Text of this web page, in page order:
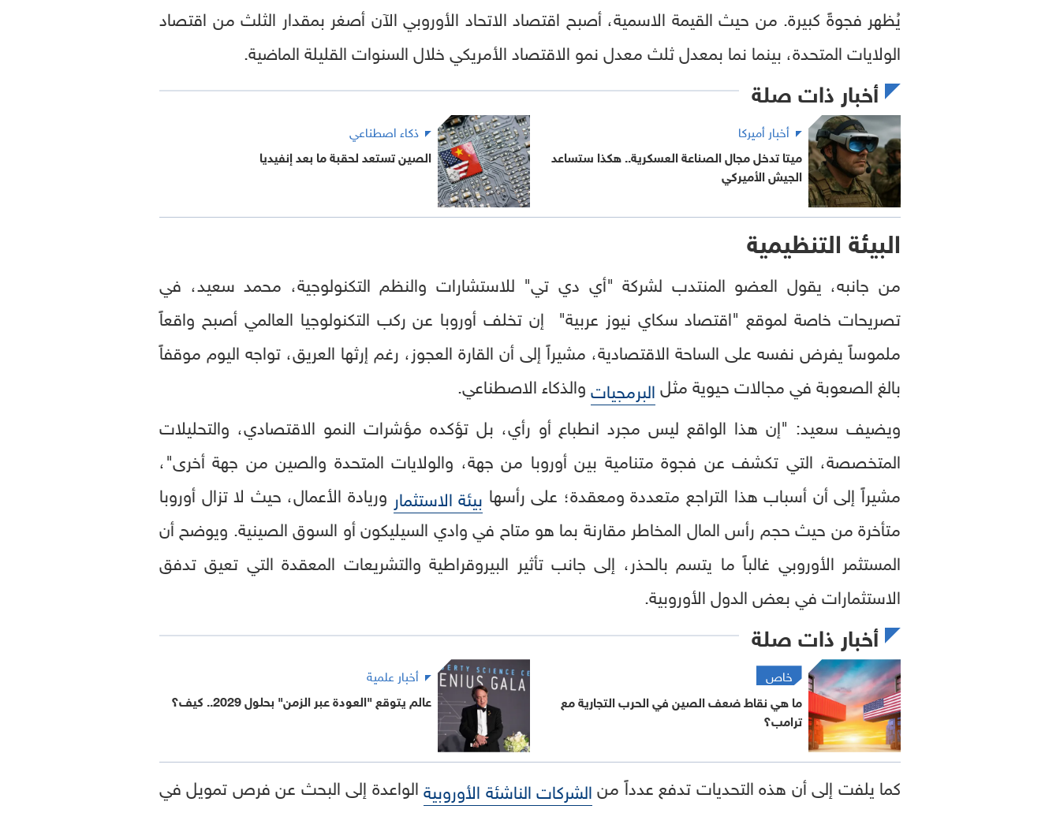
يُظهر فجوةً كبيرة. من حيث القيمة الاسمية، أصبح اقتصاد الاتحاد الأوروبي الآن أصغر بمقدار الثلث من اقتصاد
الولايات المتحدة، بينما نما بمعدل ثلث معدل نمو الاقتصاد الأمريكي خلال السنوات القليلة الماضية.
أخبار ذات صلة
أخبار أميركا
ميتا تدخل مجال الصناعة العسكرية.. هكذا ستساعد
الجيش الأميركي
ذكاء اصطناعي
الصين تستعد لحقبة ما بعد إنفيديا
البيئة التنظيمية
من جانبه، يقول العضو المنتدب لشركة "أي دي تي" للاستشارات والنظم التكنولوجية، محمد سعيد، في
تصريحات خاصة لموقع "اقتصاد سكاي نيوز عربية" إن تخلف أوروبا عن ركب التكنولوجيا العالمي أصبح واقعاً
ملموساً يفرض نفسه على الساحة الاقتصادية، مشيراً إلى أن القارة العجوز، رغم إرثها العريق، تواجه اليوم موقفاً
بالغ الصعوبة في مجالات حيوية مثلالبرمجياتوالذكاء الاصطناعي.
ويضيف سعيد: "إن هذا الواقع ليس مجرد انطباع أو رأي، بل تؤكده مؤشرات النمو الاقتصادي، والتحليلات
المتخصصة، التي تكشف عن فجوة متنامية بين أوروبا من جهة، والولايات المتحدة والصين من جهة أخرى"،
مشيراً إلى أن أسباب هذا التراجع متعددة ومعقدة؛ على رأسها بيئة الاستثمار وريادة الأعمال، حيث لا تزال أوروبا
متأخرة من حيث حجم رأس المال المخاطر مقارنة بما هو متاح في وادي السيليكون أو السوق الصينية. ويوضح أن
المستثمر الأوروبي غالباً ما يتسم بالحذر، إلى جانب تأثير البيروقراطية والتشريعات المعقدة التي تعيق تدفق
الاستثمارات في بعض الدول الأوروبية.
أخبار ذات صلة
خاص
ما هي نقاط ضعف الصين في الحرب التجارية مع
ترامب؟
أخبار علمية
عالم يتوقع "العودة عبر الزمن" بحلول 2029.. كيف؟
كما يلفت إلى أن هذه التحديات تدفع عدداً منالشركات الناشئة الأوروبيةالواعدة إلى البحث عن فرص تمويل في